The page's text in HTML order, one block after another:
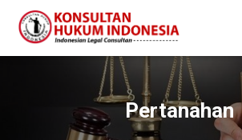
Pertanahan